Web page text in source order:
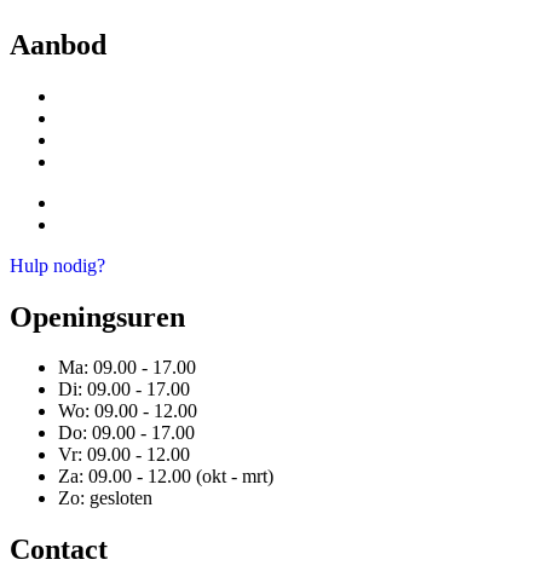
Aanbod
Hulp nodig?
Openingsuren
Ma: 09.00 - 17.00
Di: 09.00 - 17.00
Wo: 09.00 - 12.00
Do: 09.00 - 17.00
Vr: 09.00 - 12.00
Za: 09.00 - 12.00 (okt - mrt)
Zo: gesloten
Contact